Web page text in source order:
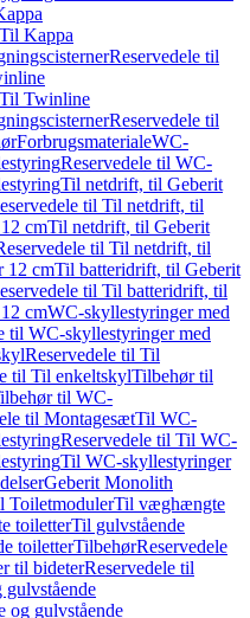
Kappa
Reservedele til
Twinline
Reservedele til
ForbrugsmaterialeWC-
Reservedele til WC-
Til netdrift, til Geberit
til Til netdrift, til
cmTil netdrift, til Geberit
til Til netdrift, til
12 cmTil batteridrift, til Geberit
til Til batteridrift, til
cmWC-skyllestyringer med
til WC-skyllestyringer med
Reservedele til Til
til Til enkeltskylTilbehør til
til WC-
til MontagesætTil WC-
Reservedele til Til WC-
Til WC-skyllestyringer
Geberit Monolith
ToiletmodulerTil væghængte
toiletterTil gulvstående
toiletterTilbehørReservedele
til bideterReservedele til
og gulvstående